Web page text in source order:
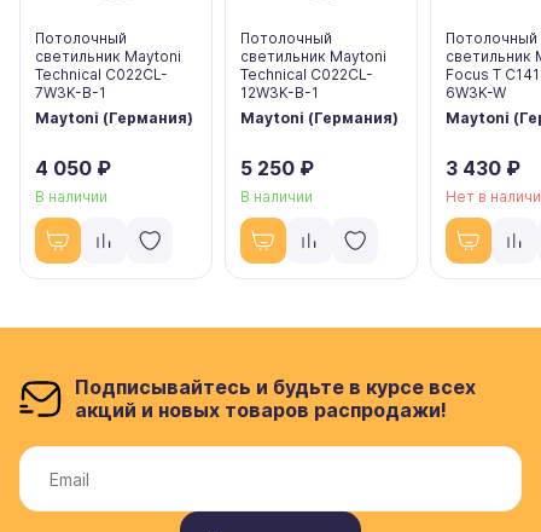
Потолочный
светильник Maytoni
Technical C022CL-
7W3K-B-1
Maytoni (Германия)
4 050 ₽
В наличии
Потолочный
светильник Maytoni
Technical C022CL-
12W3K-B-1
Maytoni (Германия)
5 250 ₽
В наличии
Потолочный
светильник
Focus T
6W3K-W
Maytoni
3 430 ₽
Нет в
Подписывайтесь и будьте в курсе всех
акций и новых товаров распродажи!